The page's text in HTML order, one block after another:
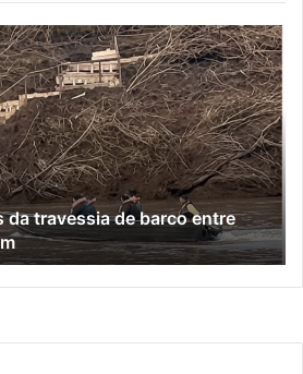
1200 profissionais do trade